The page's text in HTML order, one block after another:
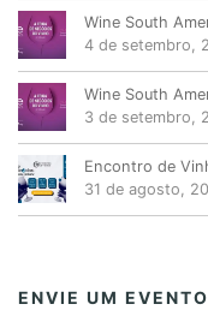
Wine South
4 de setembro,
Wine South
3 de setembro,
Encontro de
31 de agosto,
ENVIE UM EVENTO